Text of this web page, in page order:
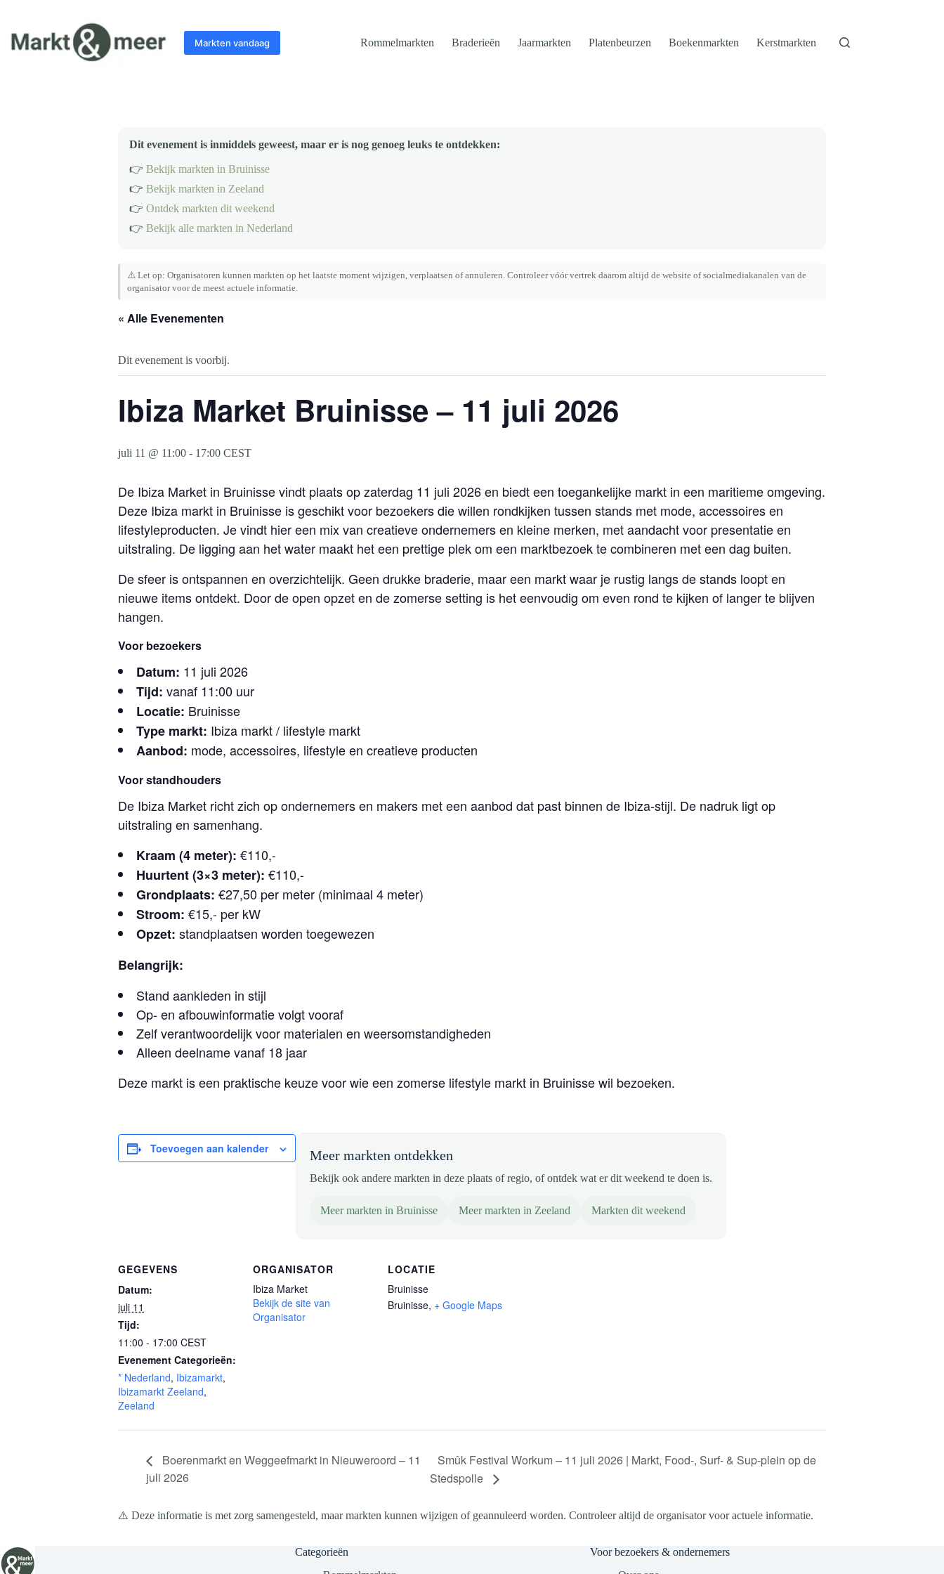
inhoud
Markten vandaag Rommelmarkten Braderieën Jaarmarkten Platenbeurzen Boekenmarkten Kerstmarkten
Dit evenement is inmiddels geweest, maar er is nog genoeg leuks te ontdekken:
👉 Bekijk markten in Bruinisse
👉 Bekijk markten in Zeeland
👉 Ontdek markten dit weekend
👉 Bekijk alle markten in Nederland
⚠️ Let op: Organisatoren kunnen markten op het laatste moment wijzigen, verplaatsen of annuleren. Controleer vóór vertrek daarom altijd de website of socialmediakanalen van de
organisator voor de meest actuele informatie.
« Alle Evenementen
Dit evenement is voorbij.
Ibiza Market Bruinisse – 11 juli 2026
juli 11 @ 11:00 - 17:00 CEST
De Ibiza Market in Bruinissevindt plaats op zaterdag 11 juli 2026 en biedt een toegankelijke markt in een maritieme omgeving.
Deze Ibiza markt in Bruinisse is geschikt voor bezoekers die willen rondkijken tussen stands met mode, accessoires en
lifestyleproducten. Je vindt hier een mix van creatieve ondernemers en kleine merken, met aandacht voor presentatie en
uitstraling. De ligging aan het water maakt het een prettige plek om een marktbezoek te combineren met een dag buiten.
De sfeer is ontspannen en overzichtelijk. Geen drukke braderie, maar een markt waar je rustig langs de stands loopt en
nieuwe items ontdekt. Door de open opzet en de zomerse setting is het eenvoudig om even rond te kijken of langer te blijven
hangen.
Voor bezoekers
Datum: 11 juli 2026
Tijd: vanaf 11:00 uur
Locatie: Bruinisse
Type markt: Ibiza markt / lifestyle markt
Aanbod: mode, accessoires, lifestyle en creatieve producten
Voor standhouders
De Ibiza Market richt zich op ondernemers en makers met een aanbod dat past binnen de Ibiza-stijl. De nadruk ligt op
uitstraling en samenhang.
Kraam (4 meter): €110,-
Huurtent (3×3 meter): €110,-
Grondplaats: €27,50 per meter (minimaal 4 meter)
Stroom: €15,- per kW
Opzet: standplaatsen worden toegewezen
Belangrijk:
Stand aankleden in stijl
Op- en afbouwinformatie volgt vooraf
Zelf verantwoordelijk voor materialen en weersomstandigheden
Alleen deelname vanaf 18 jaar
Deze markt is een praktische keuze voor wie een zomerse lifestyle markt in Bruinisse wil bezoeken.
Toevoegen aan kalender Meer markten ontdekken
Bekijk ook andere markten in deze plaats of regio, of ontdek wat er dit weekend te doen is.
Meer markten in Bruinisse Meer markten in Zeeland Markten dit weekend
GEGEVENS
Datum:
juli 11
Tijd:
11:00 - 17:00 CEST
Evenement Categorieën:
* Nederland, Ibizamarkt,
Ibizamarkt Zeeland,
Zeeland
ORGANISATOR
Ibiza Market
Bekijk de site van
Organisator
LOCATIE
Bruinisse
Bruinisse, + Google Maps
Boerenmarkt en Weggeefmarkt in Nieuweroord – 11
juli 2026
Smûk Festival Workum – 11 juli 2026 | Markt, Food-, Surf- & Sup-plein op de
Stedspolle
⚠️ Deze informatie is met zorg samengesteld, maar markten kunnen wijzigen of geannuleerd worden. Controleer altijd de organisator voor actuele informatie.
Categorieën
Voor bezoekers & ondernemers